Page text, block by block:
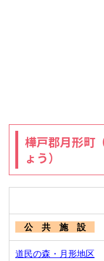
樺戸郡月形町
ょう）
公 共 施 設
道民の森・月形地区